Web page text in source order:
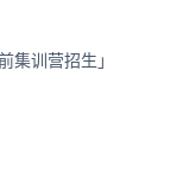
集训营招生」